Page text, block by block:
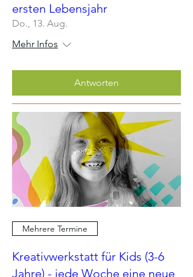
ersten Lebensjahr
Do., 13. Aug.
Mehr Infos
Antworten
Mehrere Termine
Kreativwerkstatt für Kids (3-6
Jahre) - jede Woche eine neue